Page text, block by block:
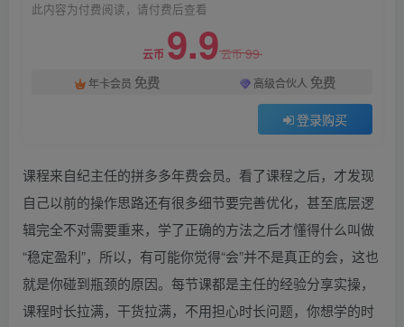
此内容为付费阅读，请付费后查看
云币 9.9云币99
年卡会员 免费 高级合伙人 免费
登录购买
课程来自纪主任的拼多多年费会员。看了课程之后，才发现
自己以前的操作思路还有很多细节要完善优化，甚至底层逻
辑完全不对需要重来，学了正确的方法之后才懂得什么叫做
“稳定盈利”，所以，有可能你觉得“会”并不是真正的会，这也
就是你碰到瓶颈的原因。每节课都是主任的经验分享实操，
课程时长拉满，干货拉满，不用担心时长问题，你想学的时